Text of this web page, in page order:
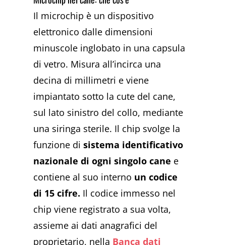
Il microchip è un dispositivo
elettronico dalle dimensioni
minuscole inglobato in una capsula
di vetro. Misura all’incirca una
decina di millimetri e viene
impiantato sotto la cute del cane,
sul lato sinistro del collo, mediante
una siringa sterile. Il chip svolge la
funzione disistema identificativo
nazionale di ogni singolo cane e
contiene al suo interno un codice
di 15 cifre. Il codice immesso nel
chip viene registrato a sua volta,
assieme ai dati anagrafici del
proprietario, nella Banca dati